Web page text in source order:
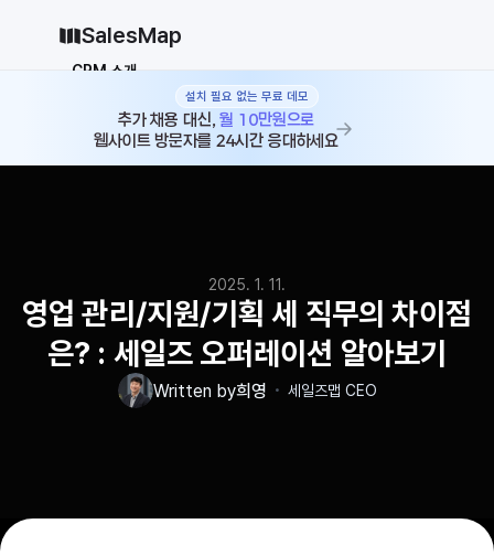
추가 채용 대신, 월 10만원으로
웹사이트 방문자를 24시간 응대하세요
설치 필요 없는 무료 데모
SalesMap
vs 세일즈포스 vs 허브스팟
CRM 12종 비교
Why CRM
CRM 소개
블로그
가격
why CRM
2025. 1. 11.
영업 관리/지원/기획 세 직무의 차이점
은? : 세일즈 오퍼레이션 알아보기
Written by희영 ・ 세일즈맵 CEO